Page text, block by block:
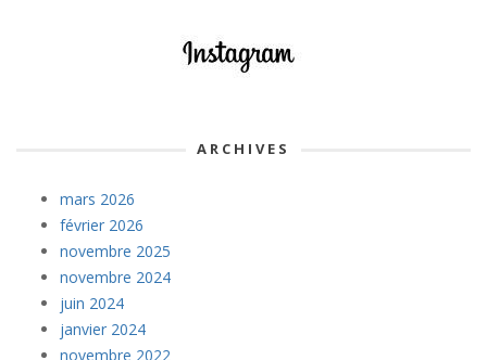
ARCHIVES
mars 2026
février 2026
novembre 2025
novembre 2024
juin 2024
janvier 2024
novembre 2022